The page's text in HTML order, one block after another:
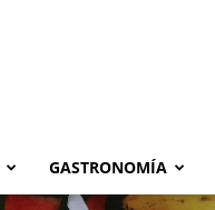
GASTRONOMÍA